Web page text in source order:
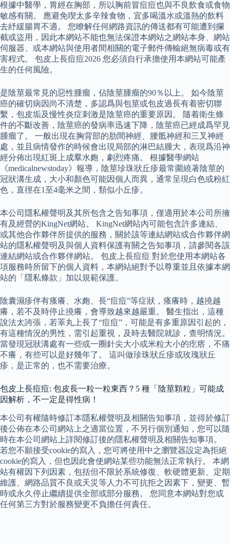
根據中醫學，胃經在胸部，所以胸前冒痘痘也與不良飲食或食物
敏感有關。 應避免喫太多辛辣食物，宜多喝溫水或溫熱的飲料
去紓緩腸胃不適。 您瞭解任何網路資訊的傳送都有可能遭到攔
截或盜用，因此本網站不能也無法保證本網站之網站本身、網站
伺服器、或本網站與使用者間相關的電子郵件傳輸絕無病毒或有
害程式。 包皮上長痘痘2026 您必須自行承擔使用本網站可能產
生的任何風險。
是陰莖最常見的惡性腫瘤，佔陰莖腫瘤的90％以上。 如今陰莖
癌的確切病因尚不清楚，多認爲與包莖或包皮過長有着密切聯
繫，包皮垢及慢性炎症刺激是陰莖癌的重要原因。 隨着衛生條
件的不斷改善，陰莖癌的發病率迅速下降，陰莖癌已經成爲罕見
腫瘤了。 一般出現在胸背部的肋間神經、腰骶神經和三叉神經
處，並且病情發作的時候會出現局部的淋巴結腫大，表現爲沿神
經分佈出現紅斑上成羣水皰，劇烈疼痛。 根據醫學網站
《medicalnewstoday》報導，陰莖珍珠狀丘疹最常圍繞著陰莖的
冠狀溝生成，大小和顏色可能因個人而異，通常呈現白色或粉紅
色，直徑在1至4毫米之間，類似小丘疹。
本公司隱私權聲明及其所包含之告知事項，僅適用於本公司所擁
有及經營的KingNet網站。 KingNet網站內可能包含許多連結、
或其他合作夥伴所提供的服務，關於該等連結網站或合作夥伴網
站的隱私權聲明及與個人資料保護有關之告知事項，請參閱各該
連結網站或合作夥伴網站。 包皮上長痘痘 對於您使用本網站各
項服務時所留下的個人資料，本網站絕對予以尊重並且依據本網
站的「隱私條款」加以規範保護。
陰囊濕疹伴有瘙癢、水皰、長“痘痘”等症狀，瘙癢時，越撓越
癢，若不及時停止撓癢，會導致越來越嚴重。 醫生指出，這種
說法太誇張，若睪丸上長了“痘痘”，可能是有多重原因引起的，
有這種情況的男性，需引起重視，及時去醫院就診，查明情況。
當發現冠狀溝處有一些或一圈針尖大小或米粒大小的疙瘩，不痛
不癢，有些可以是好幾年了。 這叫做珍珠狀丘疹或玫瑰狀丘
疹，是正常的，也不需要治療。
包皮上長痘痘: 包皮長一粒一粒東西？5 種「陰莖顆粒」可能成
因解析，不一定是得性病！
本公司有權隨時修訂本隱私權聲明及相關告知事項，並得於修訂
後公佈在本公司網站上之適當位置，不另行個別通知，您可以隨
時在本公司網站上詳閱修訂後的隱私權聲明及相關告知事項。
若您不願接受cookie的寫入，您可將使用中之瀏覽器設定為拒絕
cookie的寫入，但也因此會使網站某些功能無法正常執行。 本網
站有權因下列因素，包括但不限於系統修復、軟硬體更新、定期
維護、網路品質不良或天災等人力不可抗拒之因素下，變更、暫
時或永久停止繼續提供全部或部分服務。 您同意本網站對您或
任何第三方對於服務變更不負擔任何責任。